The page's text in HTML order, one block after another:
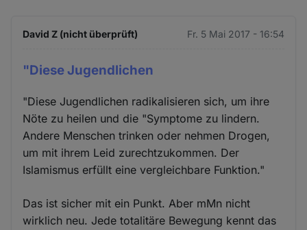
David Z (nicht überprüft) Fr. 5 Mai 2017 - 16:54
"Diese Jugendlichen
"Diese Jugendlichen radikalisieren sich, um ihre
Nöte zu heilen und die "Symptome zu lindern.
Andere Menschen trinken oder nehmen Drogen,
um mit ihrem Leid zurechtzukommen. Der
Islamismus erfüllt eine vergleichbare Funktion."
Das ist sicher mit ein Punkt. Aber mMn nicht
wirklich neu. Jede totalitäre Bewegung kennt das